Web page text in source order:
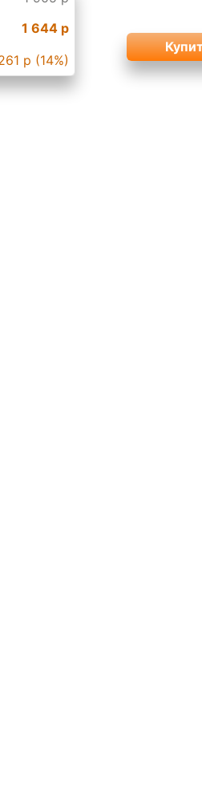
1 644 р
р (14%)